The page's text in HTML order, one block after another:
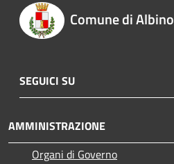
Comune di Albino
SEGUICI SU
AMMINISTRAZIONE
Organi di Governo